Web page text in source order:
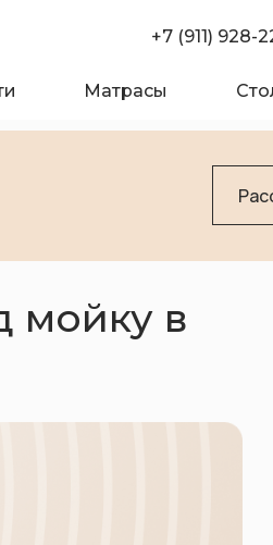
Покупателю
Матрасы
+7 (911) 928-
мойку в